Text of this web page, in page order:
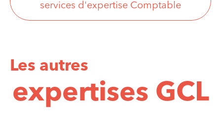
services d'expertise Comptable
Les autres
expertises GCL